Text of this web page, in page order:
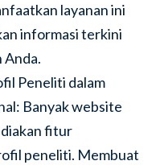
layanan ini
informasi terkini
Anda.
Peneliti dalam
Banyak website
fitur
peneliti. Membuat